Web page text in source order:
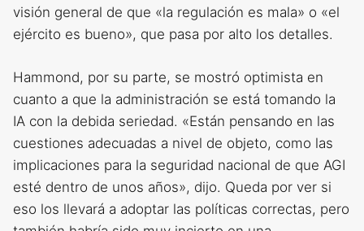
visión general de que «la regulación es mala» o «el
ejército es bueno», que pasa por alto los detalles.
Hammond, por su parte, se mostró optimista en
cuanto a que la administración se está tomando la
IA con la debida seriedad. «Están pensando en las
cuestiones adecuadas a nivel de objeto, como las
implicaciones para la seguridad nacional de que AGI
esté dentro de unos años», dijo. Queda por ver si
eso los llevará a adoptar las políticas correctas, pero